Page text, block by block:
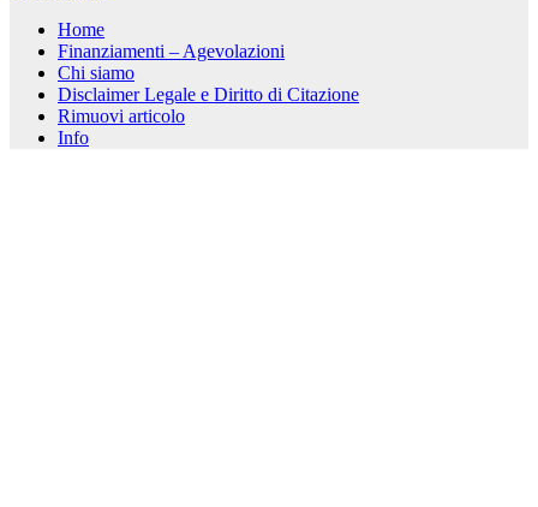
Home
Finanziamenti – Agevolazioni
Chi siamo
Disclaimer Legale e Diritto di Citazione
Rimuovi articolo
Info